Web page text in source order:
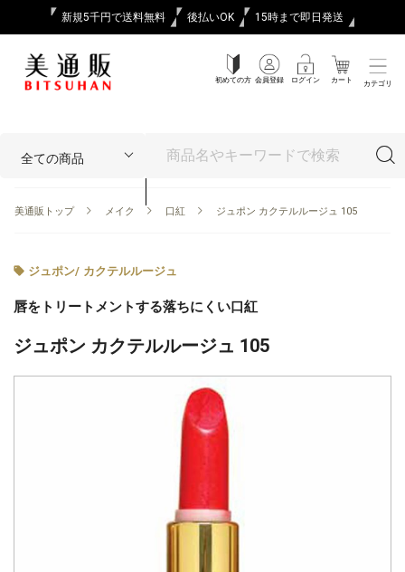
新規5千円で送料無料 後払いOK 15時まで即日発送
初めての方 会員登録 ログイン カート カテゴリ
美通販トップ メイク 口紅 ジュポン カクテルルージュ 105
ジュポン/ カクテルルージュ
唇をトリートメントする落ちにくい口紅
ジュポン カクテルルージュ 105